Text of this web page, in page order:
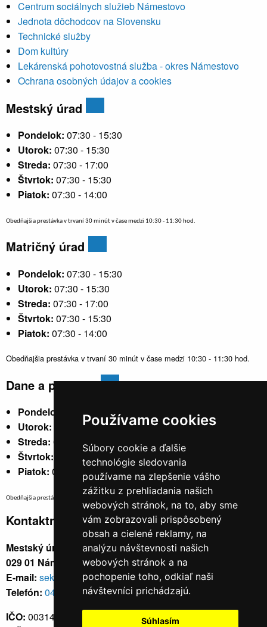
Používame cookies
Súbory cookie a ďalšie
technológie sledovania
používame na zlepšenie vášho
zážitku z prehliadania našich
webových stránok, na to, aby sme
vám zobrazovali prispôsobený
obsah a cielené reklamy, na
analýzu návštevnosti našich
webových stránok a na
pochopenie toho, odkiaľ naši
návštevníci prichádzajú.
Súhlasím
Centrum sociálnych služieb Námestovo
Jednota dôchodcov na Slovensku
Technické služby
Dom kultúry
Lekárenská pohotovostná služba - okres Námestovo
Ochrana osobných údajov a cookies
Mestský úrad
Pondelok: 07:30 - 15:30
Utorok: 07:30 - 15:30
Streda: 07:30 - 17:00
Štvrtok: 07:30 - 15:30
Piatok: 07:30 - 14:00
Obedňajšia prestávka v trvaní 30 minút v čase medzi 10:30 - 11:30 hod.
Matričný úrad
Pondelok: 07:30 - 15:30
Utorok: 07:30 - 15:30
Streda: 07:30 - 17:00
Štvrtok: 07:30 - 15:30
Piatok: 07:30 - 14:00
Obedňajšia prestávka v trvaní 30 minút v čase medzi 10:30 - 11:30 hod.
Dane a poplatky
Pondelok:
07:30 - 15:30
Utorok:
nestránkový
Streda: 07:30 - 17:00
Štvrtok:
nestránkový
Piatok: 07:30 - 14:00
Obedňajšia prestávka v trvaní 30 minút v čase medzi 10:30 - 11:30 hod.
Kontaktné údaje
Mestský úrad, Cyrila a Metoda 329/6,
029 01 Námestovo
E-mail: sekretariat@namestovo.sk
Telefón: 043 5504711
IČO: 00314676